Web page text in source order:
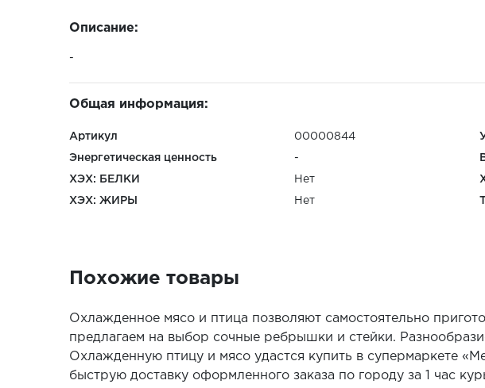
Описание:
-
Общая информация:
Артикул 00000844
Энергетическая ценность -
ХЭХ: БЕЛКИ Нет
ХЭХ: ЖИРЫ Нет
Похожие товары
Охлажденное мясо и птица позволяют самостоятельно
предлагаем на выбор сочные ребрышки и стейки.
Охлажденную птицу и мясо удастся купить в супермаркете
быструю доставку оформленного заказа по городу за 1 час